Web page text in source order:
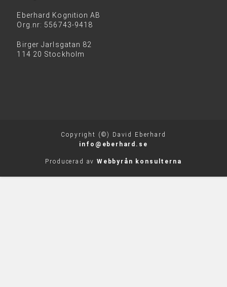
Eberhard Kognition AB
Org.nr: 556743-9418
Birger Jarlsgatan 82
114 20 Stockholm
Copyright (©) David Eberhard
info@eberhard.se
Producerad av Webbyrån konsulterna